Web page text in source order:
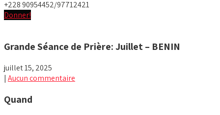
+228 90954452/97712421
Donner!
Grande Séance de Prière: Juillet – BENIN
juillet 15, 2025
| Aucun commentaire
Quand